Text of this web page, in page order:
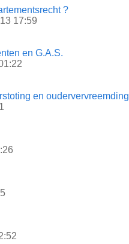
?
17:59
en G.A.S.
en oudervervreemding